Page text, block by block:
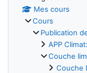
Mes cours
Cours
Publication
APP
Couche
Couche